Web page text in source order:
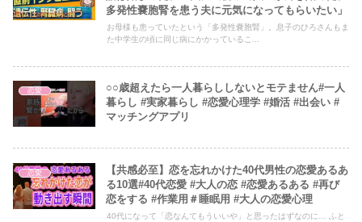
多発性嚢胞腎を患う夫に元気になってもらいたい」
お母様も患っていたという「多発性嚢胞腎」。息子のひろさんもま
た中学生の頃に同じ病にかかっているこ...
恋愛
○○歳超えたら一人暮らししないとモテません#一人
暮らし #実家暮らし #恋愛心理学 #婚活 #出会い #
マッチングアプリ
恋愛
【共感必至】恋を忘れかけた40代男性の恋愛あるあ
る10選#40代恋愛 #大人の恋 #恋愛あるある #再び
恋をする #作業用＃睡眠用 #大人の恋愛心理
40代になって「恋なんてもういいや」と思ったはずなのに… ふと